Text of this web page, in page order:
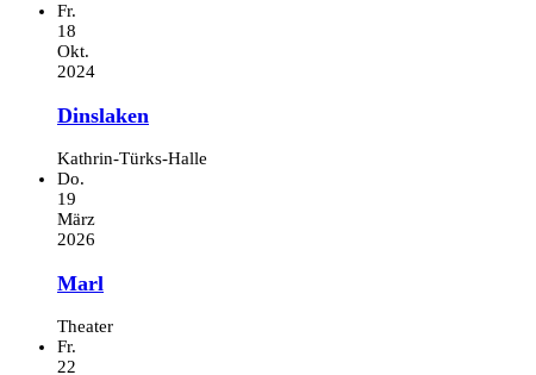
Fr.
18
Okt.
2024
Dinslaken
Kathrin-Türks-Halle
Do.
19
März
2026
Marl
Theater
Fr.
22